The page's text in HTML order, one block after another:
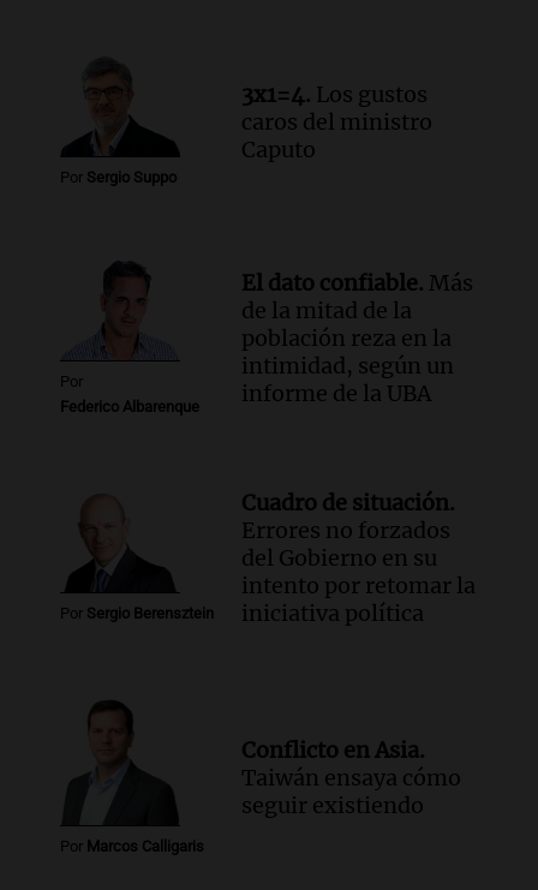
según San Ignacio de Loyola
Panorama Federal
Episodios
Audio.Tormentas y filtraciones: "El
agua entra por donde menos
Episodios
Por Sergio Suppo
3x1=4. Los gustos
caros del ministro
Caputo
Por
Federico Albarenque
El dato confiable. Más
de la mitad de la
población reza en la
intimidad, según un
informe de la UBA
Por Sergio Berensztein
Cuadro de situación.
Errores no forzados
del Gobierno en su
intento por retomar la
iniciativa política
Por Marcos Calligaris
Conflicto en Asia.
Taiwán ensaya cómo
seguir existiendo